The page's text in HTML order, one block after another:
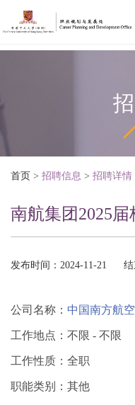
首页 > 招聘信息 > 招聘详情
南航集团2025
发布时间：2024-11-21 结
公司名称： 中国南方航空
工作地点：不限 - 不限
工作性质：全职
职能类别：其他